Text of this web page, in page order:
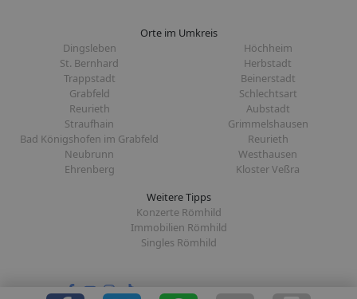
Orte im Umkreis
Dingsleben
Höchheim
St. Bernhard
Herbstadt
Trappstadt
Beinerstadt
Grabfeld
Schlechtsart
Reurieth
Aubstadt
Straufhain
Grimmelshausen
Bad Königshofen im Grabfeld
Reurieth
Neubrunn
Westhausen
Ehrenberg
Kloster Veßra
Weitere Tipps
Konzerte Römhild
Immobilien Römhild
Singles Römhild